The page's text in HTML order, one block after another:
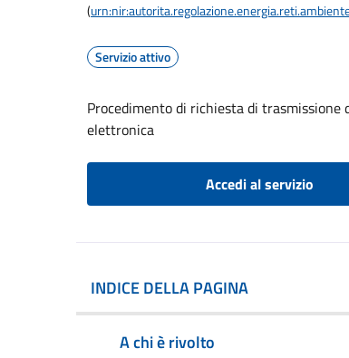
(
Servizio attivo
Procedimento di richiesta di
elettronica
Accedi al servizio
INDICE DELLA PAGINA
A chi è rivolto